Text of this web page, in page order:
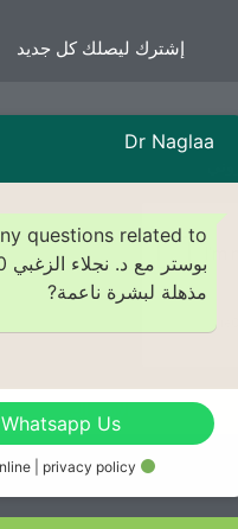
إشترك ليصلك كل جديد
Dr Naglaa
مذهلة لبشرة ناعمة?
Whatsapp Us